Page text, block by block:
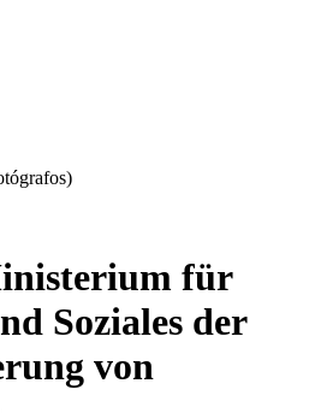
für
Soziales der
von